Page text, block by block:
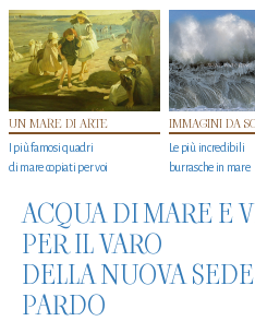
UN MARE DI ARTE
I più famosi quadri
di mare copiati per voi
IMMAGINI DA
Le più incredibili
burrasche in mare
ACQUA DI MARE E
PER IL VARO
DELLA NUOVA
PARDO